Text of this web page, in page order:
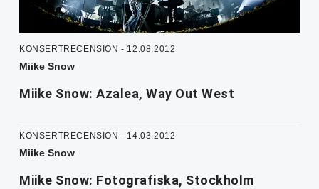
KONSERTRECENSION - 12.08.2012
Miike Snow
Miike Snow: Azalea, Way Out West
KONSERTRECENSION - 14.03.2012
Miike Snow
Miike Snow: Fotografiska, Stockholm